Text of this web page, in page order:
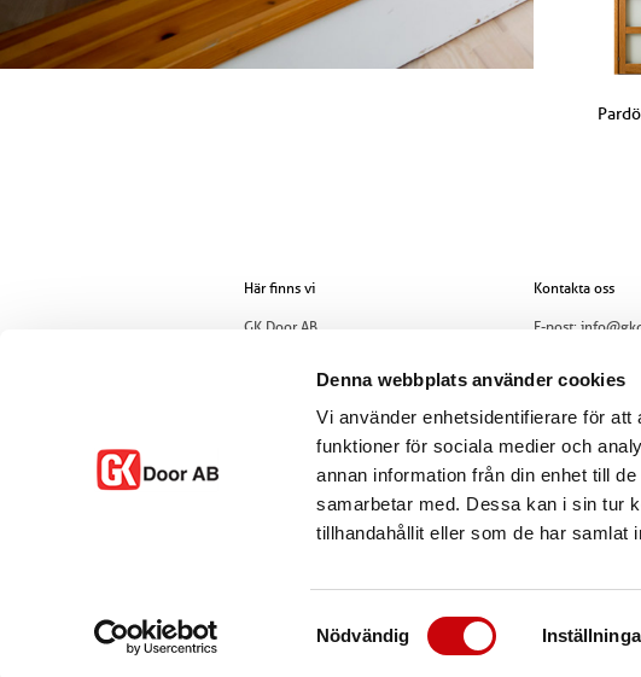
Denna webbplats använder cookies
Vi använder enhetsidentifierare för
funktioner för sociala medier och
annan information från din enhet till
samarbetar med. Dessa kan i sin tur
tillhandahållit eller som de har samlat
Samtyckesval
Nödvändig
Här finns vi
GK Door AB
S-933 94 GLOMMERSTRÄSK
Kontakta oss
E-post: